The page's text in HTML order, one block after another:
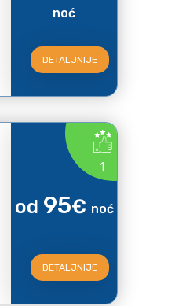
noć
DETALJNIJE
1
od 95€ noć
DETALJNIJE